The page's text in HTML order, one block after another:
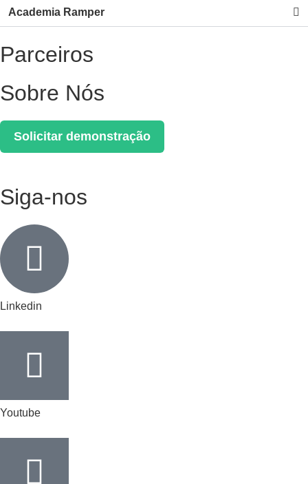
Academia Ramper
Parceiros
Sobre Nós
Solicitar demonstração
Siga-nos
Linkedin
Youtube